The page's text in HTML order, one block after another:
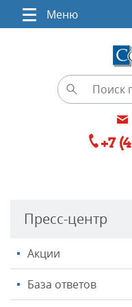
Меню
+7
Пресс-центр
Акции
База ответов